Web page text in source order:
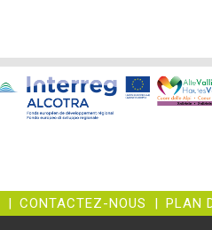
| CONTACTEZ-NOUS | PLAN